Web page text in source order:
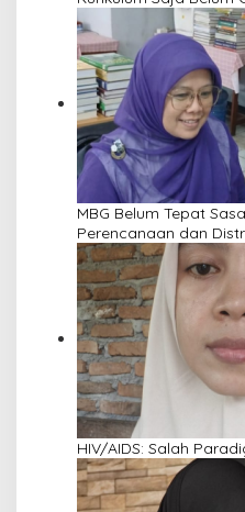
MBG Belum Tepat
Perencanaan dan
HIV/AIDS: Salah